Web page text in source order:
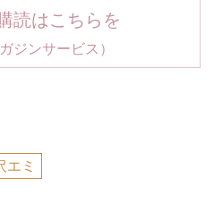
読はこちらを
ジンサービス）
エミ